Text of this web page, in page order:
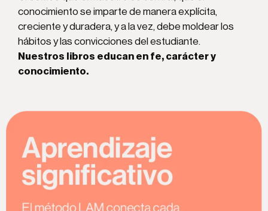
conocimiento se imparte de manera explícita,
creciente y duradera, y a la vez, debe moldear los
hábitos y las convicciones del estudiante.
Nuestros libros educan en fe, carácter y
conocimiento.